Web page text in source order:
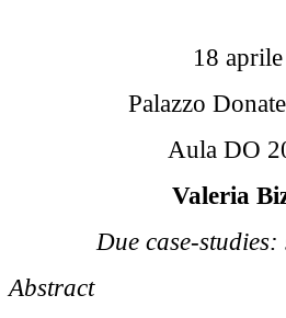
18
Palazzo
Aula DO
Valeria
Due case-
Abstract